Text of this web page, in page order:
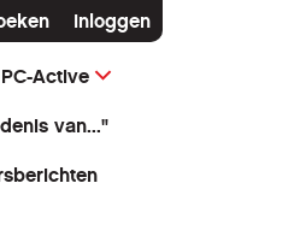
Inloggen
PC-Active
van..."